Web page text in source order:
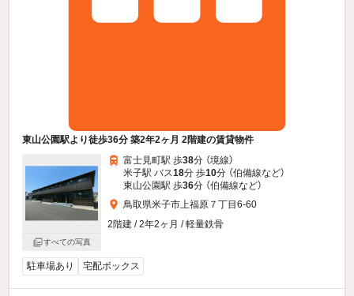
東山公園駅より徒歩36分 築2年2ヶ月 2階建の賃貸物件
すべての写真
富士見町駅 歩38分 （境線）
米子駅 バス18分 歩10分 （伯備線など）
東山公園駅 歩36分 （伯備線など）
鳥取県米子市上福原７丁目6-60
2階建 / 2年2ヶ月 / 軽量鉄骨
駐車場あり 宅配ボックス